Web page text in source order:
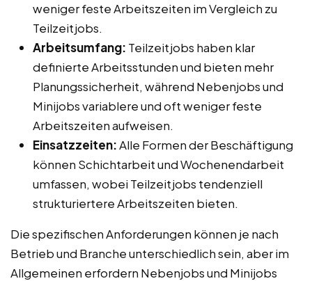
weniger feste Arbeitszeiten im Vergleich zu
Teilzeitjobs.
Arbeitsumfang: Teilzeitjobs haben klar
definierte Arbeitsstunden und bieten mehr
Planungssicherheit, während Nebenjobs und
Minijobs variablere und oft weniger feste
Arbeitszeiten aufweisen.
Einsatzzeiten:Alle Formen der Beschäftigung
können Schichtarbeit und Wochenendarbeit
umfassen, wobei Teilzeitjobs tendenziell
strukturiertere Arbeitszeiten bieten.
Die spezifischen Anforderungen können je nach
Betrieb und Branche unterschiedlich sein, aber im
Allgemeinen erfordern Nebenjobs und Minijobs